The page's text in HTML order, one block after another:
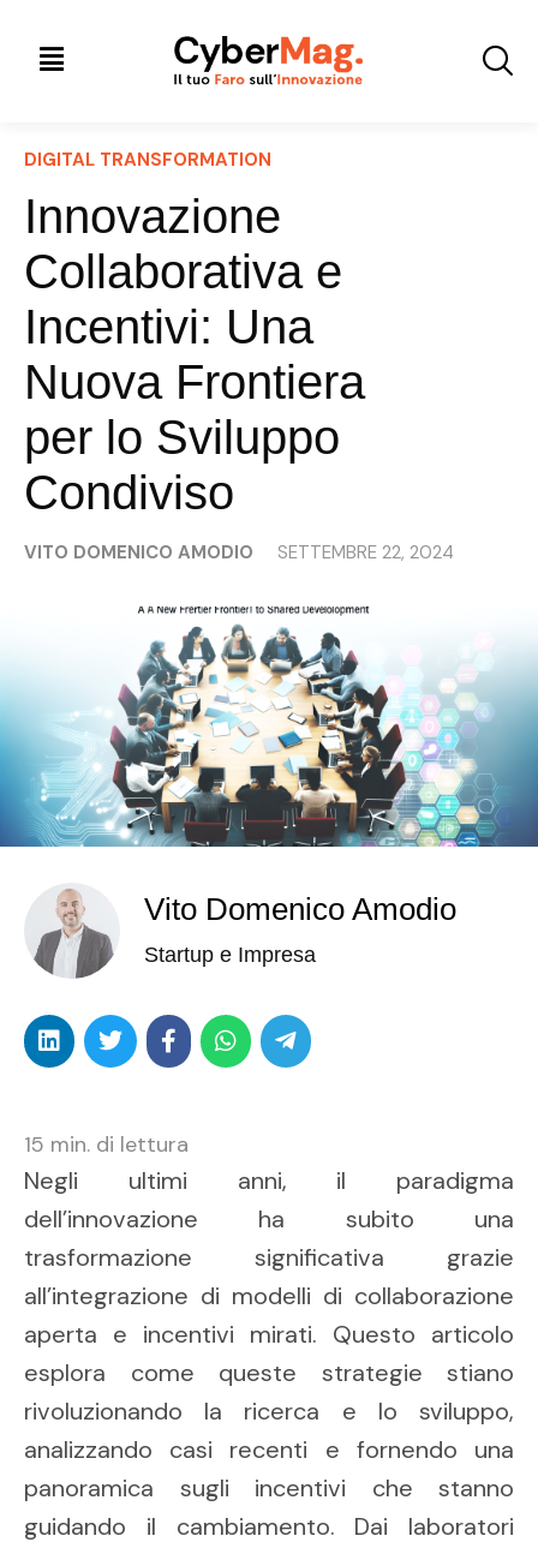
DIGITAL TRANSFORMATION
Innovazione
Collaborativa e
Incentivi: Una
Nuova Frontiera
per lo Sviluppo
Condiviso
VITO DOMENICO AMODIO SETTEMBRE 22, 2024
Vito Domenico Amodio
Startup e Impresa
15 min. di lettura
Negli ultimi anni, il paradigma
dell’innovazione ha subito una
trasformazione significativa grazie
all’integrazione di modelli di collaborazione
aperta e incentivi mirati. Questo articolo
esplora come queste strategie stiano
rivoluzionando la ricerca e lo sviluppo,
analizzando casi recenti e fornendo una
panoramica sugli incentivi che stanno
guidando il cambiamento. Dai laboratori